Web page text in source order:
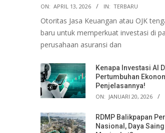
ON: APRIL 13, 2026 IN: TERBARU
Otoritas Jasa Keuangan atau OJK
baru untuk memperkuat investasi di
perusahaan asuransi dan
Kenapa Investasi AI
Pertumbuhan
Penjelasannya!
ON: JANUARI 20, 2026
RDMP Balikpapan
Nasional, Daya